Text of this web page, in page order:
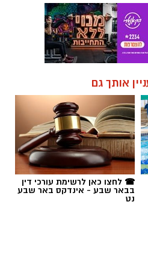
אותך גם
☎ לחצו כאן לרשימת עורכי דין
בבאר שבע - אינדקס באר שבע
נט